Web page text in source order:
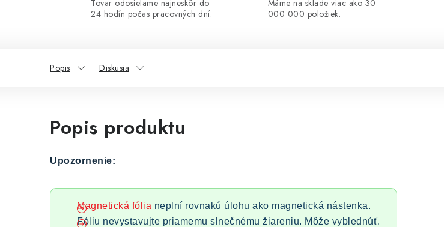
Tovar odosielame najneskôr do
24 hodín počas pracovných dní.
Máme na sklade viac ako 30
000 000 položiek.
Popis Diskusia
Popis produktu
Upozornenie:
Magnetická fólia neplní rovnakú úlohu ako magnetická nástenka.
Fóliu nevystavujte priamemu slnečnému žiareniu. Môže vyblednúť.